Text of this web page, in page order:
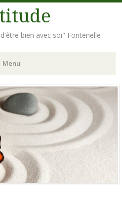
bien avec soi" Fontenelle
Menu